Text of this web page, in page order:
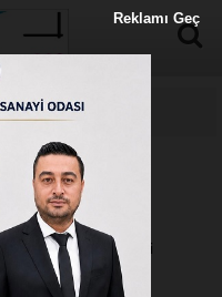
Reklamı Geç
Kadroda!
Güç Birliği